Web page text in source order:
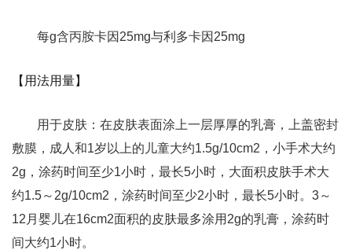
每g含丙胺卡因25mg与利多卡因25mg
【用法用量】
用于皮肤：在皮肤表面涂上一层厚厚的乳膏，上盖密封
敷膜，成人和1岁以上的儿童大约1.5g/10cm2，小手术大约
2g，涂药时间至少1小时，最长5小时，大面积皮肤手术大
约1.5～2g/10cm2，涂药时间至少2小时，最长5小时。3～
12月婴儿在16cm2面积的皮肤最多涂用2g的乳膏，涂药时
间大约1小时。